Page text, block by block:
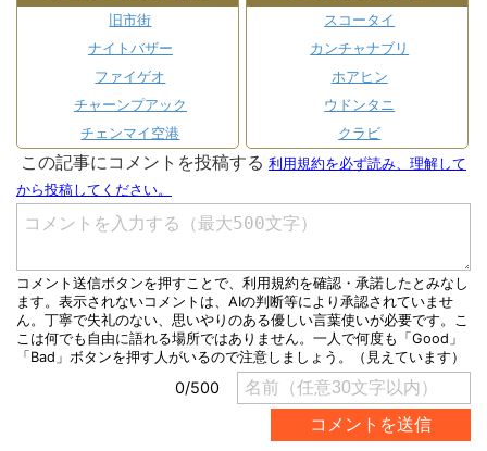
旧市街
ナイトバザー
ファイゲオ
チャーンプアック
チェンマイ空港
スコータイ
カンチャナブリ
ホアヒン
ウドンタニ
クラビ